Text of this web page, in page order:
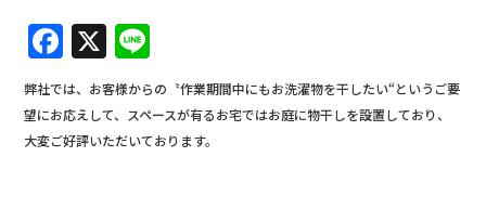
F
a
c
e
X
n
e
弊社では、お客様からの〝作業期間中にもお洗濯物を干したい“というご要
望にお応えして、スペースが有るお宅ではお庭に物干しを設置しており、
大変ご好評いただいております。